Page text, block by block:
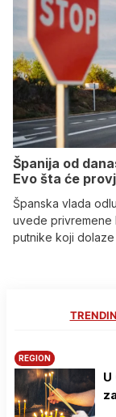
Španija od
Evo šta će
Španska vlada
uvede privremene
putnike koji
REGION